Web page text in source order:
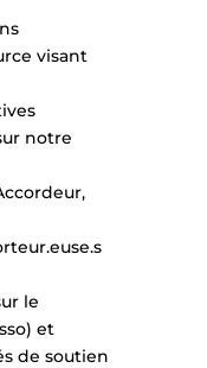
visant
notre
le
et
de soutien